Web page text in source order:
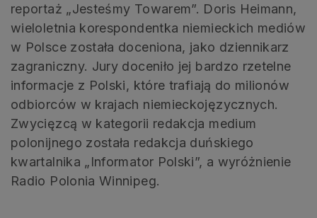
reportaż „Jesteśmy Towarem”. Doris Heimann,
wieloletnia korespondentka niemieckich mediów
w Polsce została doceniona, jako dziennikarz
zagraniczny. Jury doceniło jej bardzo rzetelne
informacje z Polski, które trafiają do milionów
odbiorców w krajach niemieckojęzycznych.
Zwycięzcą w kategorii redakcja medium
polonijnego została redakcja duńskiego
kwartalnika „Informator Polski”, a wyróżnienie
Radio Polonia Winnipeg.